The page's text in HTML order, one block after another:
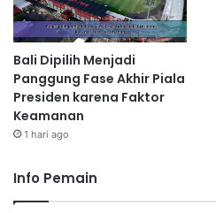
Bali Dipilih Menjadi
Panggung Fase Akhir Piala
Presiden karena Faktor
Keamanan
1 hari ago
Info Pemain